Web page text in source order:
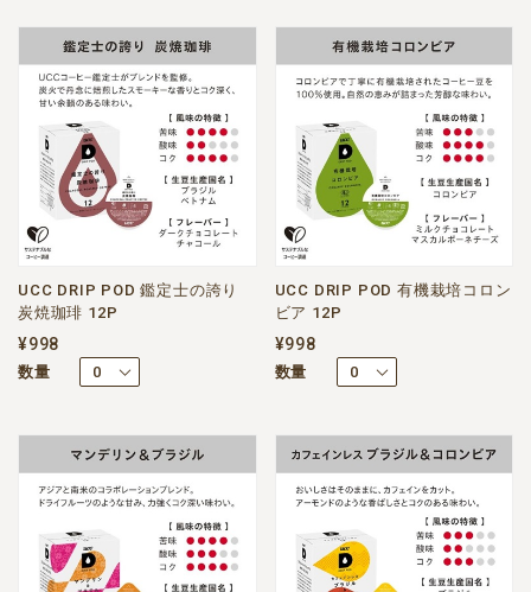
UCC DRIP POD 鑑定士の誇り
炭焼珈琲 12P
数量
¥998
UCC DRIP POD 有機栽培コロン
ビア 12P
数量
¥998